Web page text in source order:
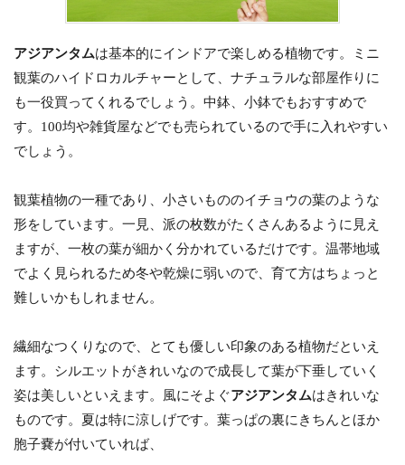
アジアンタムは基本的にインドアで楽しめる植物です。ミニ
観葉のハイドロカルチャーとして、ナチュラルな部屋作りに
も一役買ってくれるでしょう。中鉢、小鉢でもおすすめで
す。100均や雑貨屋などでも売られているので手に入れやすい
でしょう。
観葉植物の一種であり、小さいもののイチョウの葉のような
形をしています。一見、派の枚数がたくさんあるように見え
ますが、一枚の葉が細かく分かれているだけです。温帯地域
でよく見られるため冬や乾燥に弱いので、育て方はちょっと
難しいかもしれません。
繊細なつくりなので、とても優しい印象のある植物だといえ
ます。シルエットがきれいなので成長して葉が下垂していく
姿は美しいといえます。風にそよぐアジアンタムはきれいな
ものです。夏は特に涼しげです。葉っぱの裏にきちんとほか
胞子嚢が付いていれば、